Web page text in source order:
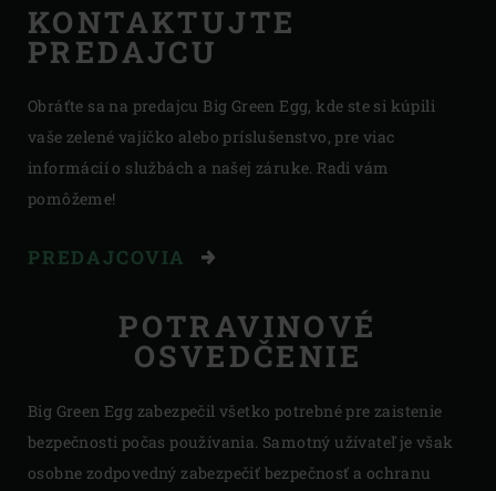
KONTAKTUJTE
PREDAJCU
Obráťte sa na predajcu Big Green Egg, kde ste si kúpili
vaše zelené vajíčko alebo príslušenstvo, pre viac
informácií o službách a našej záruke. Radi vám
pomôžeme!
PREDAJCOVIA
POTRAVINOVÉ
OSVEDČENIE
Big Green Egg zabezpečil všetko potrebné pre zaistenie
bezpečnosti počas používania. Samotný užívateľ je však
osobne zodpovedný zabezpečiť bezpečnosť a ochranu